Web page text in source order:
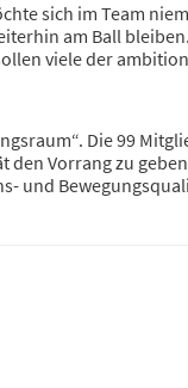
sich im Team
am Ball
viele der
Die 99
Vorrang zu
und